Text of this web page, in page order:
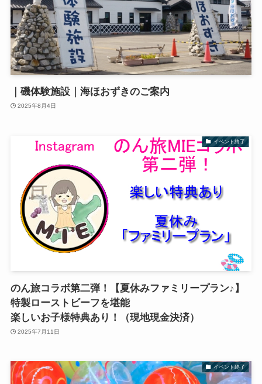
｜磯体験施設｜海ほおずきのご案内
2025年8月4日
イベント終了
のん旅コラボ第二弾！【夏休みファミリープラン♪】
特製ローストビーフを堪能
楽しいお子様特典あり！（現地現金決済）
2025年7月11日
イベント終了